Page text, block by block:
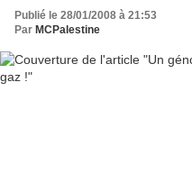
Publié le 28/01/2008 à 21:53
Par MCPalestine